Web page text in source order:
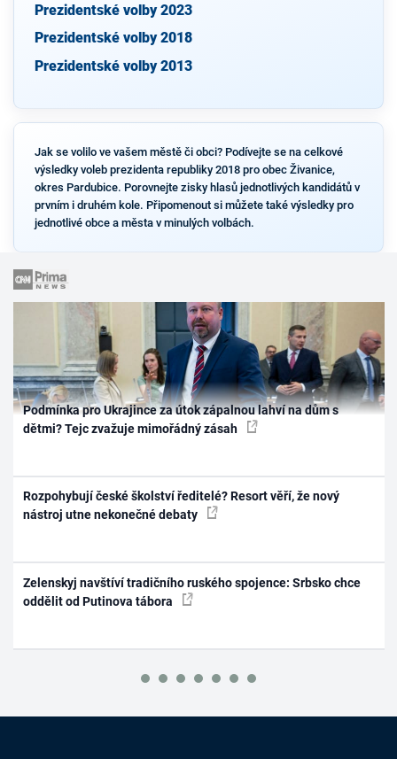
Prezidentské volby 2023
Prezidentské volby 2018
Prezidentské volby 2013
Jak se volilo ve vašem městě či obci? Podívejte se na celkové
výsledky voleb prezidenta republiky 2018 pro obec Živanice,
okres Pardubice. Porovnejte zisky hlasů jednotlivých kandidátů v
prvním i druhém kole. Připomenout si můžete také výsledky pro
jednotlivé obce a města v minulých volbách.
Podmínka pro Ukrajince za útok zápalnou lahví na dům s
dětmi? Tejc zvažuje mimořádný zásah
Rozpohybují české školství ředitelé? Resort věří, že nový
nástroj utne nekonečné debaty
Zelenskyj navštíví tradičního ruského spojence: Srbsko chce
oddělit od Putinova tábora